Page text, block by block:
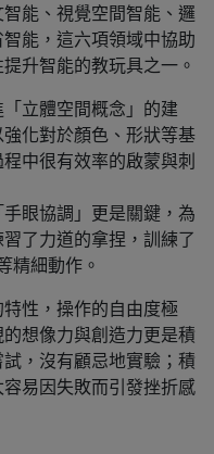
能、視覺空間智能、邏
能，這六項領域中協助
升智能的教玩具之一。
立體空間概念」的建
化對於顏色、形狀等基
中很有效率的啟蒙與刺
眼協調」更是關鍵，為
了力道的拿捏，訓練了
精細動作。
性，操作的自由度極
想像力與創造力更是積
，沒有顧忌地實驗；積
易因失敗而引發挫折感